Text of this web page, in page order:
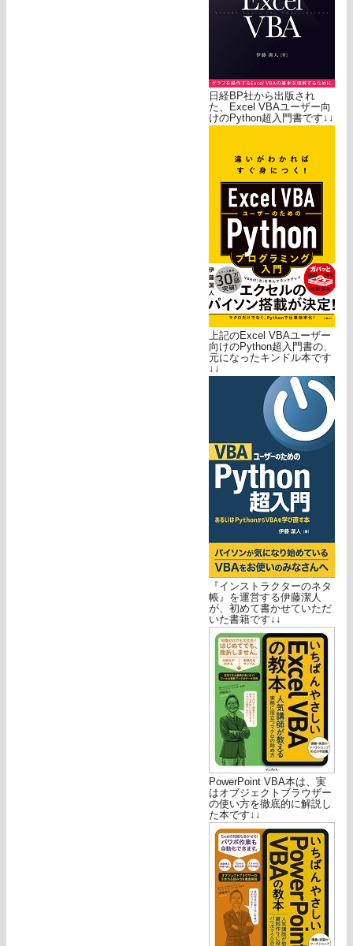
日経BP社から出版され
た、Excel VBAユーザー向
けのPython超入門書です↓↓
上記のExcel VBAユーザー
向けのPython超入門書の、
元になったキンドル本です
↓↓
『インストラクターのネタ
帳』を運営する伊藤潔人
が、初めて書かせていただ
いた書籍です↓↓
PowerPoint VBA本は、実
はオブジェクトブラウザー
の使い方を徹底的に解説し
た本です↓↓